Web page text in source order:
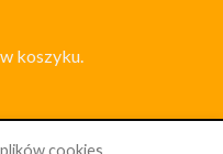
koszyku.
I MARKI KONTAKT
cookies.